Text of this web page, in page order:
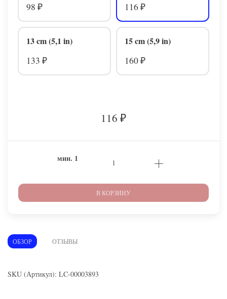
98 ₽
116 ₽
13 cm (5,1 in)
133 ₽
15 cm (5,9 in)
160 ₽
116 ₽
мин. 1
В КОРЗИНУ
ОБЗОР ОТЗЫВЫ
SKU (Артикул): LC-00003893